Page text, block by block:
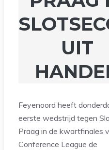
UIT
Feyenoord heeft
eerste wedstrijd tegen
Praag in de kwartfinales
Conference League de